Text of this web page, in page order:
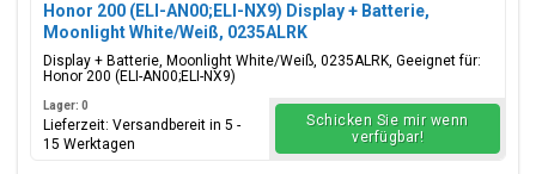
Honor 200 (ELI-AN00;ELI-NX9) Display + Batterie,
Moonlight White/Weiß, 0235ALRK
Display + Batterie, Moonlight White/Weiß, 0235ALRK, Geeignet für:
Honor 200 (ELI-AN00;ELI-NX9)
Lager: 0
Lieferzeit: Versandbereit in 5 -
15 Werktagen
Schicken Sie mir wenn
verfügbar!